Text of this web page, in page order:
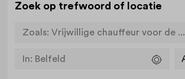
Zoek op trefwoord of locatie
Zoals: Vrijwillige chauffeur voor de ...
In: Belfeld